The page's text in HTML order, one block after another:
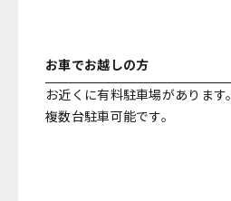
お車でお越しの方
お近くに有料駐車場があります。
複数台駐車可能です。